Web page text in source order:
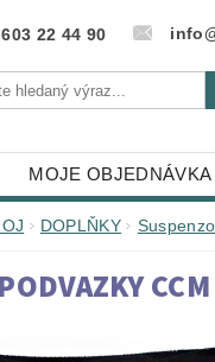
22 44 90
MOJE OBJEDNÁVKA
DOPLŇKY